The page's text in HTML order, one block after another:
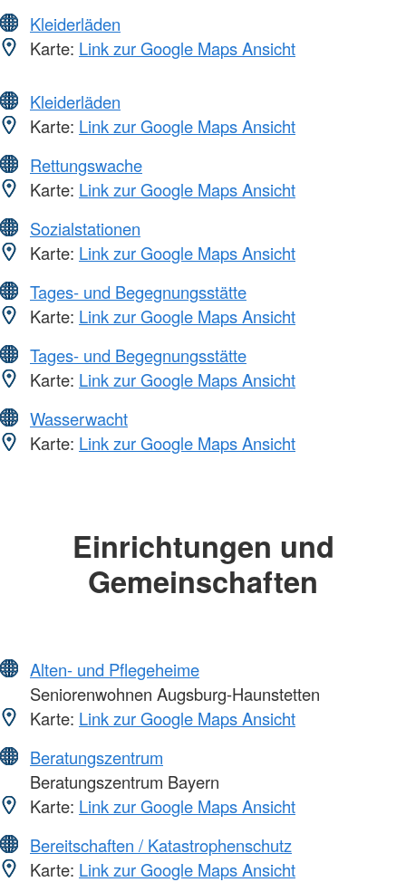
Kleiderläden
Karte: Link zur Google Maps Ansicht
Kleiderläden
Karte: Link zur Google Maps Ansicht
Rettungswache
Karte: Link zur Google Maps Ansicht
Sozialstationen
Karte: Link zur Google Maps Ansicht
Tages- und Begegnungsstätte
Karte: Link zur Google Maps Ansicht
Tages- und Begegnungsstätte
Karte: Link zur Google Maps Ansicht
Wasserwacht
Karte: Link zur Google Maps Ansicht
Einrichtungen und
Gemeinschaften
Alten- und Pflegeheime
Seniorenwohnen Augsburg-Haunstetten
Karte: Link zur Google Maps Ansicht
Beratungszentrum
Beratungszentrum Bayern
Karte: Link zur Google Maps Ansicht
Bereitschaften / Katastrophenschutz
Karte: Link zur Google Maps Ansicht